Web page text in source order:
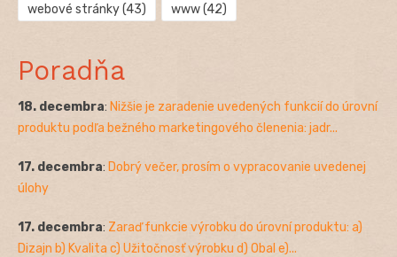
webové stránky(43) www(42)
Poradňa
18. decembra: Nižšie je zaradenie uvedených funkcií do úrovní
produktu podľa bežného marketingového členenia: jadr...
17. decembra: Dobrý večer, prosím o vypracovanie uvedenej
úlohy
17. decembra: Zaraď funkcie výrobku do úrovní produktu: a)
Dizajn b) Kvalita c) Užitočnosť výrobku d) Obal e)...